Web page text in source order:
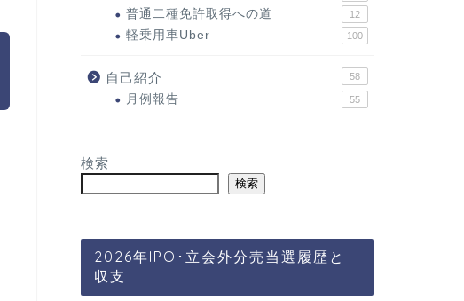
普通二種免許取得への道 12
軽乗用車Uber 100
自己紹介 58
月例報告 55
検索
検索
2026年IPO･立会外分売当選履歴と
収支